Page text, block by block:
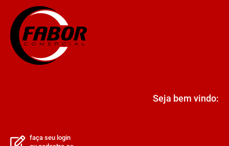
Seja bem vindo:
faça seu login